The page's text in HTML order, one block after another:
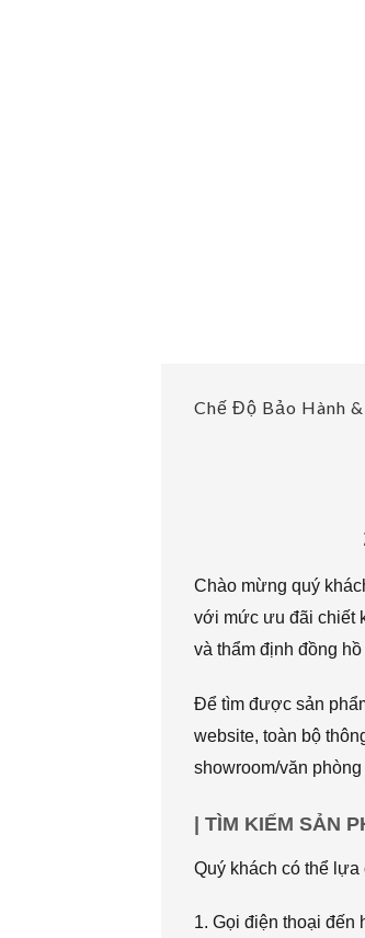
Chế Độ Bảo Hành
Chào mừng quý
với mức ưu đãi chiết
và thẩm định đồng
Để tìm được sản
website, toàn bộ
showroom/văn phòng
| TÌM KIẾM SẢN
Quý khách có thể lựa
1. Gọi điện thoại đến